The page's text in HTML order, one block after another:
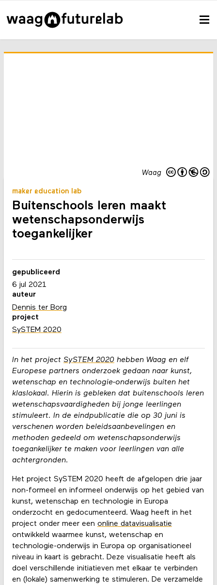
Waag
maker education lab
Buitenschools leren maakt
wetenschapsonderwijs
toegankelijker
In het project SySTEM 2020hebben Waag en elf
Europese partners onderzoek gedaan naar kunst,
wetenschap en technologie-onderwijs buiten het
klaslokaal. Hierin is gebleken dat buitenschools leren
wetenschapsvaardigheden bij jonge leerlingen
stimuleert. In de eindpublicatie die op 30 juni is
verschenen worden beleidsaanbevelingen en
methoden gedeeld om wetenschapsonderwijs
toegankelijker te maken voor leerlingen van alle
achtergronden.
Het project SySTEM 2020 heeft de afgelopen drie jaar
non-formeel en informeel onderwijs op het gebied van
kunst, wetenschap en technologie in Europa
onderzocht en gedocumenteerd. Waag heeft in het
project onder meer een online datavisualisatie
ontwikkeld waarmee kunst, wetenschap en
technologie-onderwijs in Europa op organisationeel
niveau in kaart is gebracht. Deze visualisatie heeft als
doel verschillende initiatieven met elkaar te verbinden
en (lokale) samenwerking te stimuleren. De verzamelde
gepubliceerd
6 jul 2021
auteur
Dennis ter Borg
project
SySTEM 2020